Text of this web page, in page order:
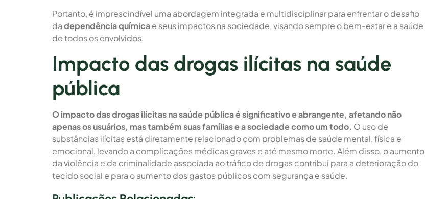
Portanto, é imprescindível uma abordagem integrada e multidisciplinar para enfrentar o desafio
dadependência químicae seus impactos na sociedade, visando sempre o bem-estar e a saúde
de todos os envolvidos.
Impacto das drogas ilícitas na saúde
pública
O impacto das drogas ilícitas na saúde pública é significativo e abrangente, afetando não
apenas os usuários, mas também suas famílias e a sociedade como um todo. O uso de
substâncias ilícitas está diretamente relacionado com problemas de saúde mental, física e
emocional, levando a complicações médicas graves e até mesmo morte. Além disso, o aumento
da violência e da criminalidade associada ao tráfico de drogas contribui para a deterioração do
tecido social e para o aumento dos gastos públicos com segurança e saúde.